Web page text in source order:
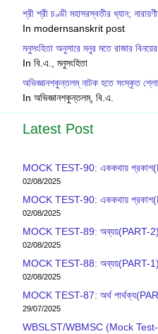
শ্রী শ্রী চণ্ডী মহাসরস্বতীর ধ্যান;
In modernsanskrit post
মনুসংহিতা অনুসারে মনুর মতে রাজার
In বি.এ., মনুসংহিতা
অভিজ্ঞানশকুন্তলম্ নাটক হতে সংস্কৃত
In অভিজ্ঞানশকুন্তলম্, বি.এ.
Latest Post
MOCK TEST-90: এককথায়
02/08/2025
MOCK TEST-90: এককথায়
02/08/2025
MOCK TEST-89: অব্যয়(PART-
02/08/2025
MOCK TEST-88: অব্যয়(PART-
02/08/2025
MOCK TEST-87: অর্থ
29/07/2025
WBSLST/WBMSC (Mock Test-